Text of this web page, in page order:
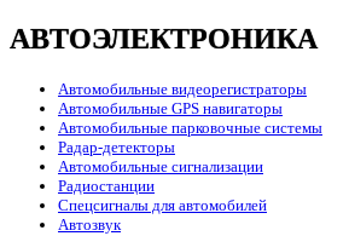
АВТОЭЛЕКТРОНИКА
Автомобильные видеорегистраторы
Автомобильные GPS навигаторы
Автомобильные парковочные системы
Радар-детекторы
Автомобильные сигнализации
Радиостанции
Спецсигналы для автомобилей
Автозвук